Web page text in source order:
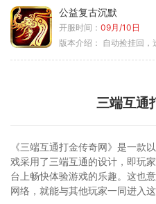
公益复古沉默
开服时间： 09月/10日
版本介绍： 自动捡挂回，送
三端互通
《三端互通打金传奇网》是一款
戏采用了三端互通的设计，即玩
台上畅快体验游戏的乐趣。这也
网络，就能与其他玩家一同进入